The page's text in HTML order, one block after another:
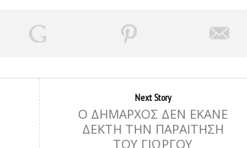
Next Story
Ο ΔΗΜΑΡΧΟΣ ΔΕΝ ΕΚΑΝΕ
ΔΕΚΤΗ ΤΗΝ ΠΑΡΑΙΤΗΣΗ
ΤΟΥ ΓΙΩΡΓΟΥ